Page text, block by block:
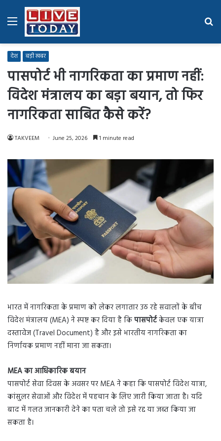
Menu
देश बड़ी खबर
पासपोर्ट भी नागरिकता का प्रमाण नहीं:
विदेश मंत्रालय का बड़ा बयान, तो फिर
नागरिकता साबित कैसे करें?
TAKVEEM June 25, 2026 1 minute read
भारत में नागरिकता के प्रमाण को लेकर लगातार उठ रहे सवालों के बीच
विदेश मंत्रालय (MEA) ने स्पष्ट कर दिया है किपासपोर्टकेवल एक यात्रा
दस्तावेज (Travel Document) है और इसे भारतीय नागरिकता का
निर्णायक प्रमाण नहीं माना जा सकता।
MEA का आधिकारिक बयान
पासपोर्ट सेवा दिवस के अवसर पर MEA ने कहा कि पासपोर्ट विदेश यात्रा,
कांसुलर सेवाओं और विदेश में पहचान के लिए जारी किया जाता है। यदि
बाद में गलत जानकारी देने का पता चले तो इसे रद्द या जब्त किया जा
सकता है।